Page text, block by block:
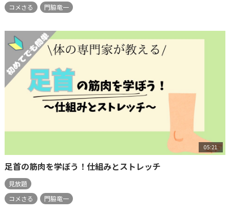
コメさる
門脇竜一
05:21
足首の筋肉を学ぼう！仕組みとストレッチ
見放題
コメさる
門脇竜一